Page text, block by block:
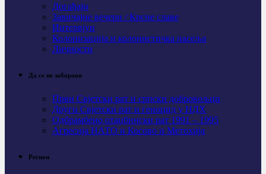
Догађаји
Завичајне вечери / Крсне славе
Интервјуи
Колонизација и колонистичка насеља
Личности
Да се не заборави
Први Свјeтски рат и српски добровољци
Други Свјетски рат и геноцид у НДХ
Одбрамбено отаџбински рат 1991 – 1995
Агресија НАТО и Косово и Метохија
Регион